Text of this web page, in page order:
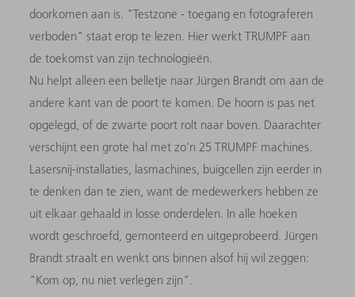
doorkomen aan is. "Testzone - toegang en fotograferen
verboden" staat erop te lezen. Hier werkt TRUMPF aan
de toekomst van zijn technologieën.
Nu helpt alleen een belletje naar Jürgen Brandt om aan de
andere kant van de poort te komen. De hoorn is pas net
opgelegd, of de zwarte poort rolt naar boven. Daarachter
verschijnt een grote hal met zo'n 25 TRUMPF machines.
Lasersnij-installaties, lasmachines, buigcellen zijn eerder in
te denken dan te zien, want de medewerkers hebben ze
uit elkaar gehaald in losse onderdelen. In alle hoeken
wordt geschroefd, gemonteerd en uitgeprobeerd. Jürgen
Brandt straalt en wenkt ons binnen alsof hij wil zeggen:
"Kom op, nu niet verlegen zijn".